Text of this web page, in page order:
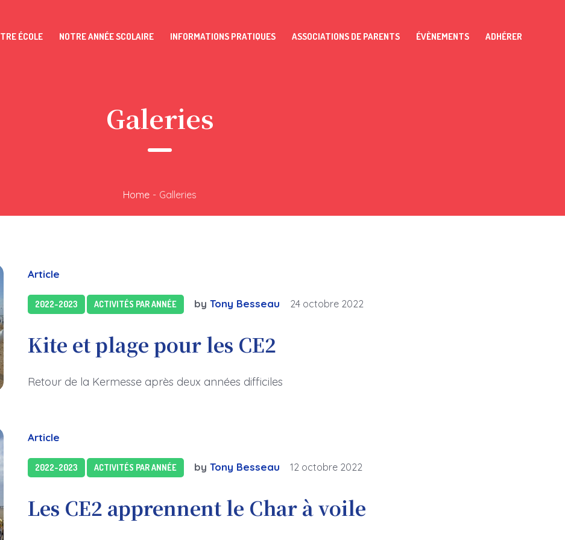
ÉCOLE NOTRE ANNÉE SCOLAIRE INFORMATIONS PRATIQUES ASSOCIATIONS DE PARENTS ÉVÈNEMENTS ADHÉRER
Galeries
Home - Galleries
Article
2022-2023 ACTIVITÉS PAR ANNÉE byTony Besseau 24 octobre 2022
Kite et plage pour les CE2
Retour de la Kermesse après deux années difficiles
Article
2022-2023 ACTIVITÉS PAR ANNÉE byTony Besseau 12 octobre 2022
Les CE2 apprennent le Char à voile